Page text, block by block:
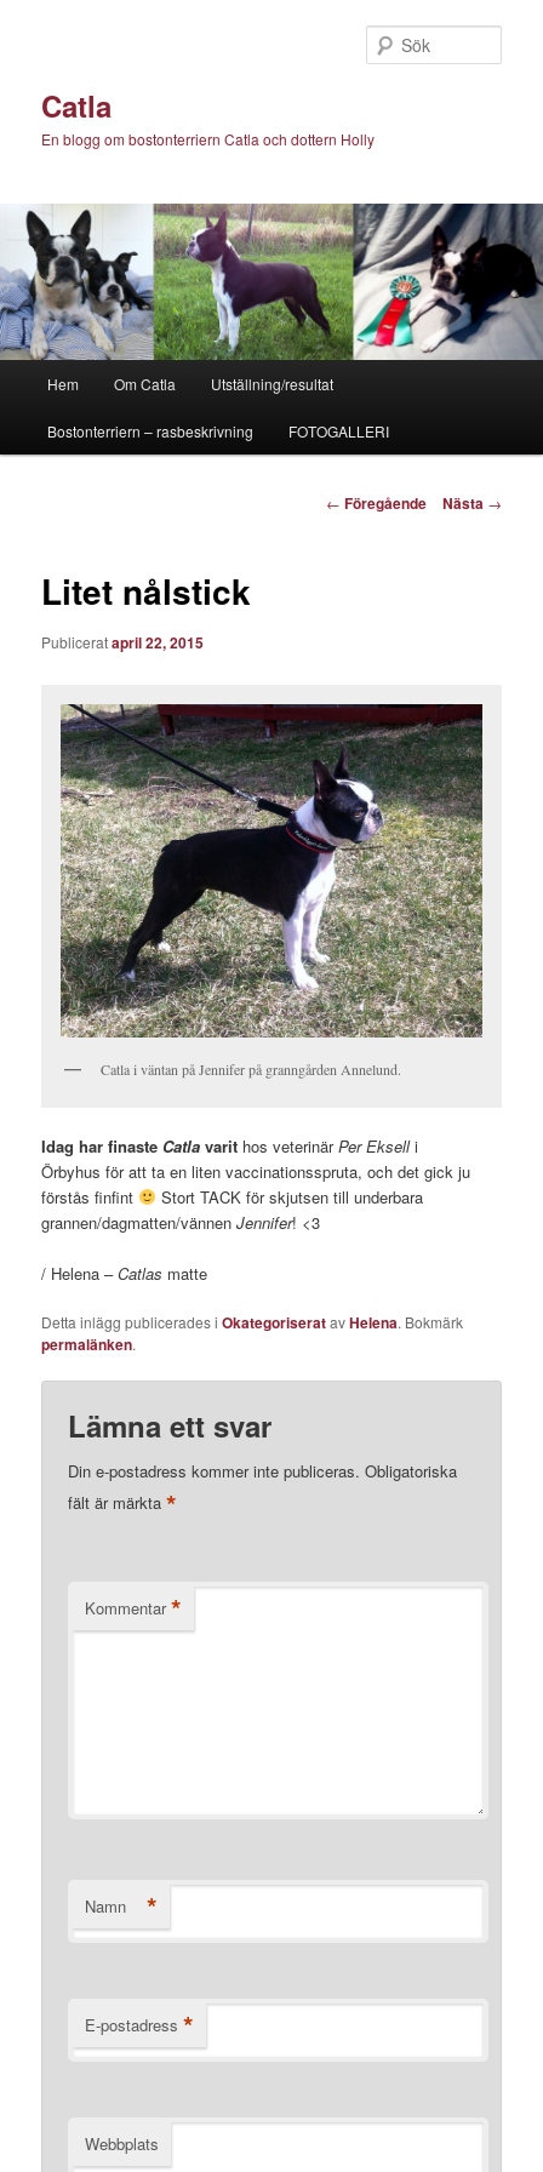
Catla
En blogg om bostonterriern Catla och dottern Holly
Hem Om Catla Utställning/resultat
Bostonterriern – rasbeskrivning FOTOGALLERI
Inläggsnavigering
← Föregående Nästa →
Litet nålstick
Publiceratapril 22, 2015
Catla i väntan på Jennifer på granngården Annelund.
Idag har finaste Catlavarit hos veterinärPer Eksell i
Örbyhus för att ta en liten vaccinationsspruta, och det gick ju
förstås finfint
Stort TACK för skjutsen till underbara
grannen/dagmatten/vännenJennifer! <3
/ Helena –Catlas matte
Detta inlägg publicerades iOkategoriseratavHelena. Bokmärk
permalänken.
Lämna ett svar
Din e-postadress kommer inte publiceras. Obligatoriska
fält är märkta*
Kommentar *
Namn *
E-postadress *
Webbplats